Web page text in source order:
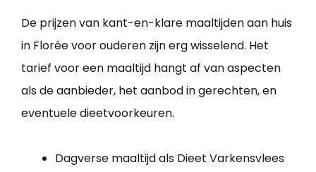
De prijzen van kant-en-klare maaltijden aan huis
in Florée voor ouderen zijn erg wisselend. Het
tarief voor een maaltijd hangt af van aspecten
als de aanbieder, het aanbod in gerechten, en
eventuele dieetvoorkeuren.
Dagverse maaltijd als Dieet Varkensvlees